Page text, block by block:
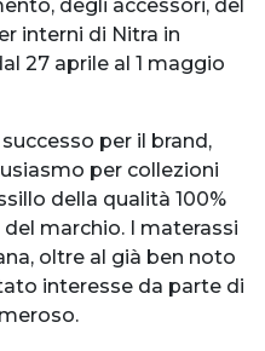
degli accessori, del
interni di Nitra in
27 aprile al 1 maggio
per il brand,
per collezioni
della qualità 100%
marchio. I materassi
oltre al già ben noto
interesse da parte di